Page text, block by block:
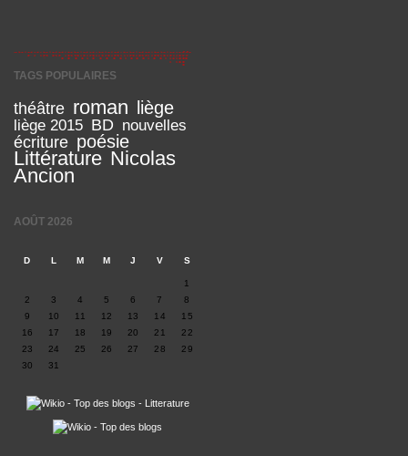
TAGS POPULAIRES
théâtre roman liège
liège 2015 BD nouvelles
écriture poésie
Littérature Nicolas
Ancion
AOÛT 2026
D L M M J V S
1
2
3 4 5 6 7
8
9
10 11 12 13 14
15
16
17 18 19 20 21
22
23
24 25 26 27 28
29
30
31